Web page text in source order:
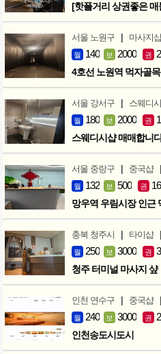
[핫플거리 상권좋은
서울 노원구 | 마사지샵
월 140 보 2000 권
4호선 노원역 먹자골
서울 강서구 | 스웨디시
월 180 보 2000 권
스웨디시샵 매매합니
서울 중랑구 | 중국샵 |
월 132 보 500 권
망우역 우림시장 인근
충북 청주시 | 타이샵 |
월 250 보 3000 권
청주 터미널 마사지 샾
인천 연수구 | 중국샵 |
월 240 보 3000 권
인천송도시도시